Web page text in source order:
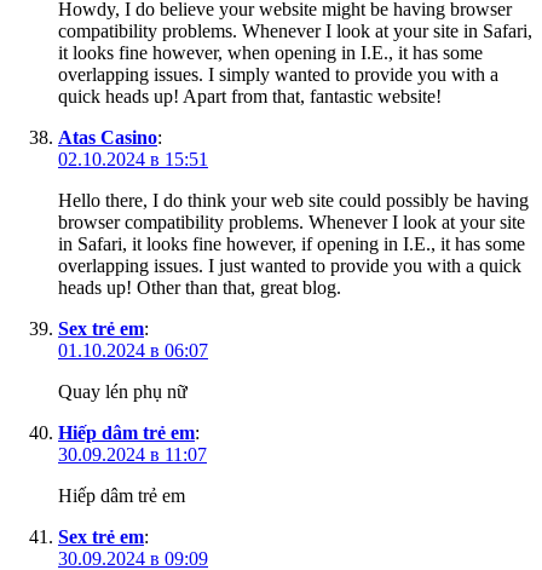
Howdy, I do believe your website might be having browser
compatibility problems. Whenever I look at your site in Safari,
it looks fine however, when opening in I.E., it has some
overlapping issues. I simply wanted to provide you with a
quick heads up! Apart from that, fantastic website!
Atas Casino:
02.10.2024 в 15:51
Hello there, I do think your web site could possibly be having
browser compatibility problems. Whenever I look at your site
in Safari, it looks fine however, if opening in I.E., it has some
overlapping issues. I just wanted to provide you with a quick
heads up! Other than that, great blog.
Sex trẻ em:
01.10.2024 в 06:07
Quay lén phụ nữ
Hiếp dâm trẻ em:
30.09.2024 в 11:07
Hiếp dâm trẻ em
Sex trẻ em:
30.09.2024 в 09:09